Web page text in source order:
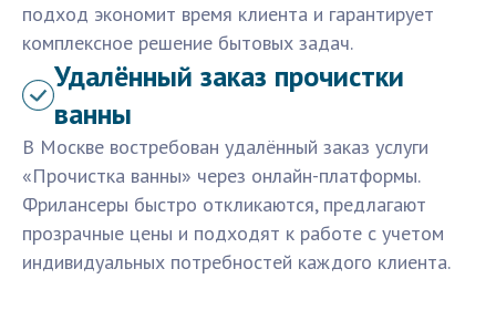
подход экономит время клиента и гарантирует
комплексное решение бытовых задач.
Удалённый заказ прочистки
ванны
В Москве востребован удалённый заказ услуги
«Прочистка ванны» через онлайн-платформы.
Фрилансеры быстро откликаются, предлагают
прозрачные цены и подходят к работе с учетом
индивидуальных потребностей каждого клиента.